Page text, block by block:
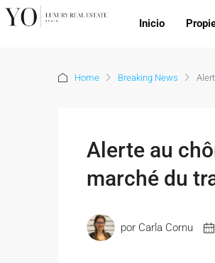
Inicio
Home Breaking News
Alerte au
marché du
por Carla Cornu